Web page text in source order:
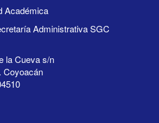
Académica
Administrativa SGC
la Cueva s/n
Coyoacán